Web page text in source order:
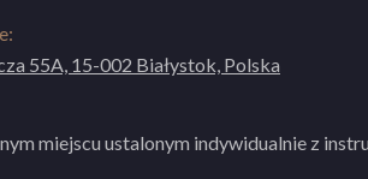
55A, 15-002 Białystok, Polska
miejscu ustalonym indywidualnie z